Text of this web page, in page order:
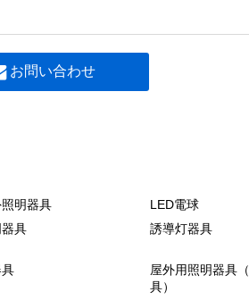
お問い合わせ
明器具
LED電球
具 誘導灯器具
屋外用照明器具
具）